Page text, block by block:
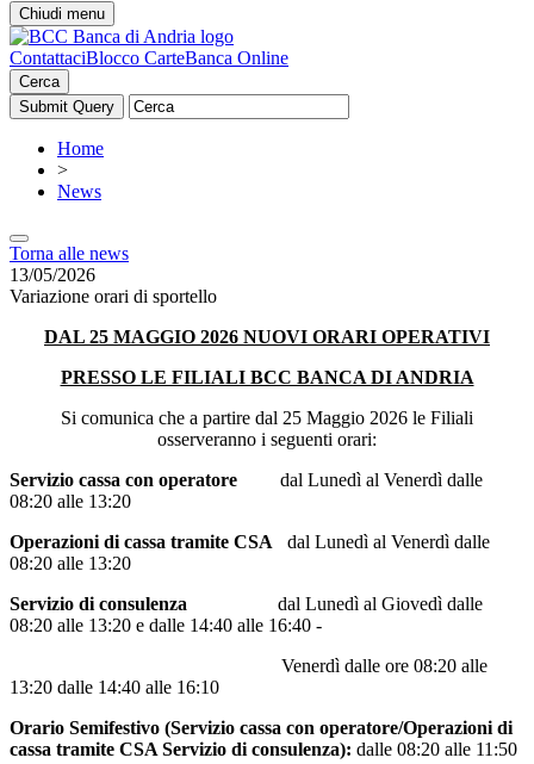
Chiudi menu
ContattaciBlocco CarteBanca Online
Cerca
Home
>
News
Torna alle news
13/05/2026
Variazione orari di sportello
DAL 25 MAGGIO 2026 NUOVI ORARI OPERATIVI
PRESSO LE FILIALI BCC BANCA DI ANDRIA
Si comunica che a partire dal 25 Maggio 2026 le Filiali
osserveranno i seguenti orari:
Servizio cassa con operatore dal Lunedì al Venerdì dalle
08:20 alle 13:20
Operazioni di cassa tramite CSA dal Lunedì al Venerdì dalle
08:20 alle 13:20
Servizio di consulenza dal Lunedì al Giovedì dalle
08:20 alle 13:20 e dalle 14:40 alle 16:40 -
Venerdì dalle ore 08:20 alle
13:20 dalle 14:40 alle 16:10
Orario Semifestivo (Servizio cassa con operatore/Operazioni di
cassa tramite CSA Servizio di consulenza): dalle 08:20 alle 11:50